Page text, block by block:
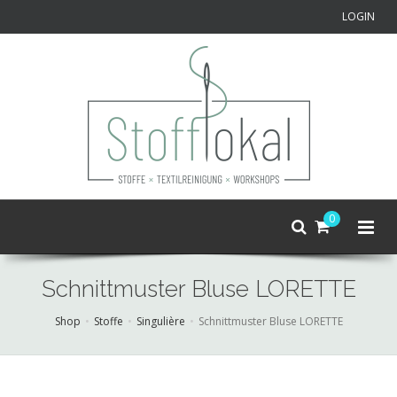
LOGIN
0
Schnittmuster Bluse LORETTE
Shop Stoffe Singulière Schnittmuster Bluse LORETTE